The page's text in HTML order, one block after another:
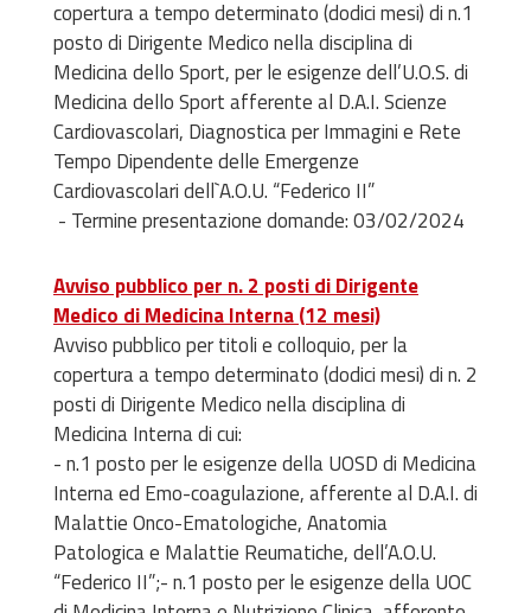
copertura a tempo determinato (dodici mesi) di n.1
posto di Dirigente Medico nella disciplina di
Medicina dello Sport, per le esigenze dell’U.O.S. di
Medicina dello Sport afferente al D.A.I. Scienze
Cardiovascolari, Diagnostica per Immagini e Rete
Tempo Dipendente delle Emergenze
Cardiovascolari dell`A.O.U. “Federico II”
- Termine presentazione domande: 03/02/2024
Avviso pubblico per n. 2 posti di Dirigente
Medico di Medicina Interna (12 mesi)
Avviso pubblico per titoli e colloquio, per la
copertura a tempo determinato (dodici mesi) di n. 2
posti di Dirigente Medico nella disciplina di
Medicina Interna di cui:
- n.1 posto per le esigenze della UOSD di Medicina
Interna ed Emo-coagulazione, afferente al D.A.I. di
Malattie Onco-Ematologiche, Anatomia
Patologica e Malattie Reumatiche, dell’A.O.U.
“Federico II”;- n.1 posto per le esigenze della UOC